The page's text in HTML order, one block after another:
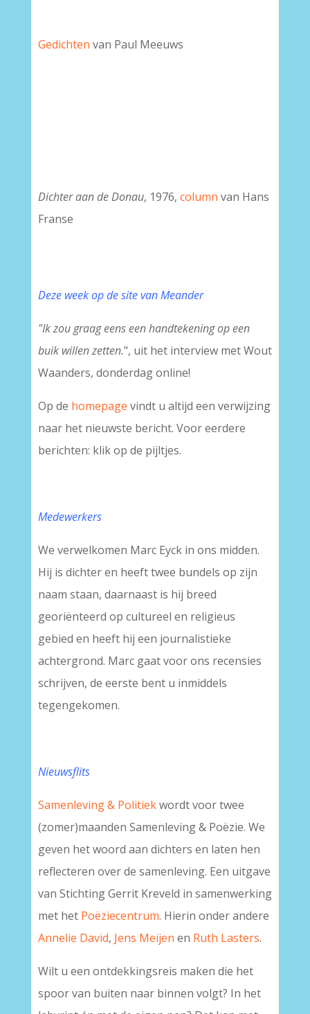
Gedichten van Paul Meeuws
Dichter aan de Donau, 1976, column van Hans
Franse
Deze week op de site van Meander
"Ik zou graag eens een handtekening op een
buik willen zetten.", uit het interview met Wout
Waanders, donderdag online!
Op de homepage vindt u altijd een verwijzing
naar het nieuwste bericht. Voor eerdere
berichten: klik op de pijltjes.
Medewerkers
We verwelkomen Marc Eyck in ons midden.
Hij is dichter en heeft twee bundels op zijn
naam staan, daarnaast is hij breed
georiënteerd op cultureel en religieus
gebied en heeft hij een journalistieke
achtergrond. Marc gaat voor ons recensies
schrijven, de eerste bent u inmiddels
tegengekomen.
Nieuwsflits
Samenleving & Politiekwordt voor twee
(zomer)maanden Samenleving & Poëzie. We
geven het woord aan dichters en laten hen
reflecteren over de samenleving. Een uitgave
van Stichting Gerrit Kreveld in samenwerking
met het Poëziecentrum. Hierin onder andere
Annelie David, Jens Meijen en Ruth Lasters.
Wilt u een ontdekkingsreis maken die het
spoor van buiten naar binnen volgt? In het